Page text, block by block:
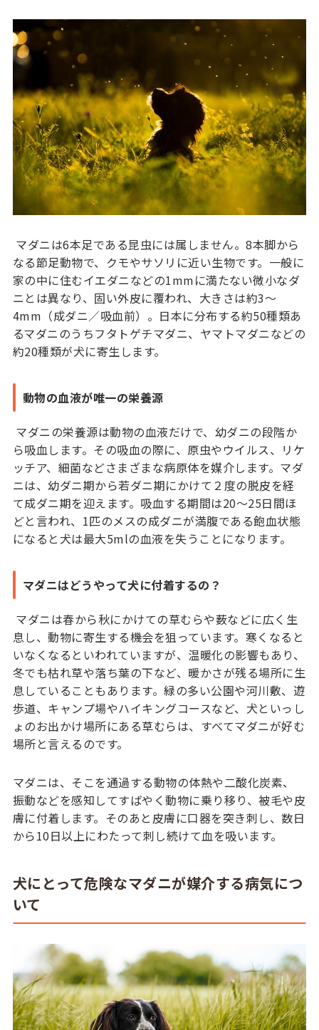
マダニは6本足である昆虫には属しません。8本脚から
なる節足動物で、クモやサソリに近い生物です。一般に
家の中に住むイエダニなどの1mmに満たない微小なダ
ニとは異なり、固い外皮に覆われ、大きさは約3〜
4mm（成ダニ／吸血前）。日本に分布する約50種類あ
るマダニのうちフタトゲチマダニ、ヤマトマダニなどの
約20種類が犬に寄生します。
動物の血液が唯一の栄養源
マダニの栄養源は動物の血液だけで、幼ダニの段階か
ら吸血します。その吸血の際に、原虫やウイルス、リケ
ッチア、細菌などさまざまな病原体を媒介します。マダ
ニは、幼ダニ期から若ダニ期にかけて２度の脱皮を経
て成ダニ期を迎えます。吸血する期間は20〜25日間ほ
どと言われ、1匹のメスの成ダニが満腹である飽血状態
になると犬は最大5mlの血液を失うことになります。
マダニはどうやって犬に付着するの？
マダニは春から秋にかけての草むらや薮などに広く生
息し、動物に寄生する機会を狙っています。寒くなると
いなくなるといわれていますが、温暖化の影響もあり、
冬でも枯れ草や落ち葉の下など、暖かさが残る場所に生
息していることもあります。緑の多い公園や河川敷、遊
歩道、キャンプ場やハイキングコースなど、犬といっし
ょのお出かけ場所にある草むらは、すべてマダニが好む
場所と言えるのです。
マダニは、そこを通過する動物の体熱や二酸化炭素、
振動などを感知してすばやく動物に乗り移り、被毛や皮
膚に付着します。そのあと皮膚に口器を突き刺し、数日
から10日以上にわたって刺し続けて血を吸います。
犬にとって危険なマダニが媒介する病気につ
いて